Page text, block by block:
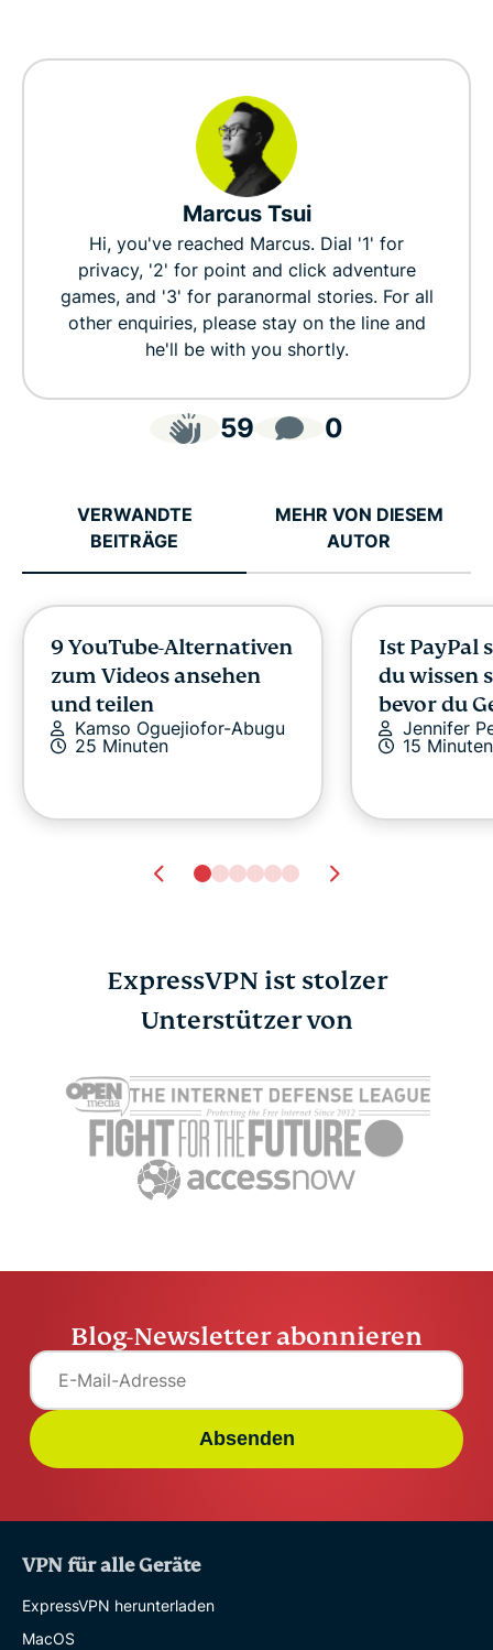
Marcus Tsui
Hi, you've reached Marcus. Dial '1' for
privacy, '2' for point and click adventure
games, and '3' for paranormal stories. For all
other enquiries, please stay on the line and
he'll be with you shortly.
59 0
VERWANDTE
BEITRÄGE
MEHR VON DIESEM
AUTOR
9 YouTube-Alternativen
zum Videos ansehen
und teilen
Kamso Oguejiofor-Abugu
25 Minuten
Ist PayPal
du wissen
bevor du
Jennifer
15 Minuten
Google Chrome vs.
Welcher Browser ist
besser?
Marcus Tsui 7 Minuten
Apps
ExpressVPN ist stolzer
Unterstützer von
Blog-Newsletter abonnieren
Absenden
VPN für alle Geräte
ExpressVPN herunterladen
MacOS